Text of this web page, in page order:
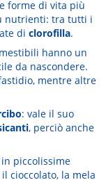
forme di vita più
nutrienti: tra tutti i
diclorofilla.
hanno un
da nascondere.
mentre altre
: vale il suo
, perciò anche
piccolissime
cioccolato, la mela